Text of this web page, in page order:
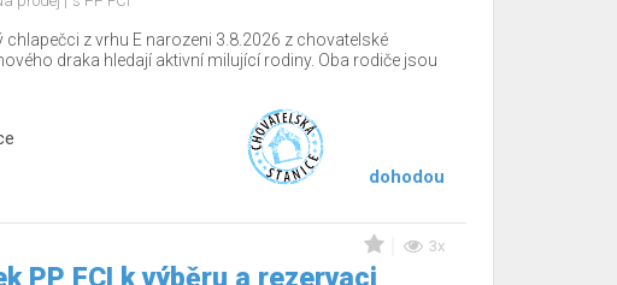
chlapečci z vrhu E narozeni 3.8.2026 z chovatelské
draka hledají aktivní milující rodiny. Oba rodiče jsou
dohodou
3x
PP FCI k výběru a rezervaci